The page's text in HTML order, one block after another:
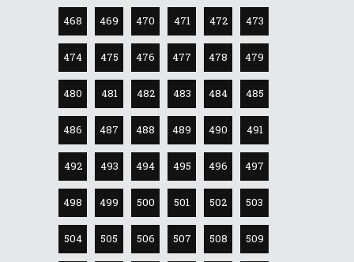
468 469 470 471 472 473
474 475 476 477 478 479
480 481 482 483 484 485
486 487 488 489 490 491
492 493 494 495 496 497
498 499 500 501 502 503
504 505 506 507 508 509